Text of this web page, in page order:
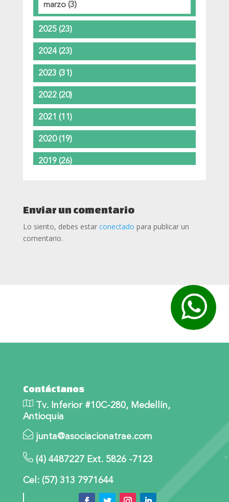
marzo (3)
2025 (23)
2024(23)
2023 (31)
2022 (20)
2021 (11)
2020(19)
2019 (26)
2017
2016 (24)
Enviar un comentario
Lo siento, debes estar conectado para publicar un
comentario.
Contáctanos
Tv. Inferior #10C-280, Medellín,
Antioquia
junta@asociacionatrae.com
(4) 4487227 Ext. 5826 -7123
Cel: (57) 313 7971644